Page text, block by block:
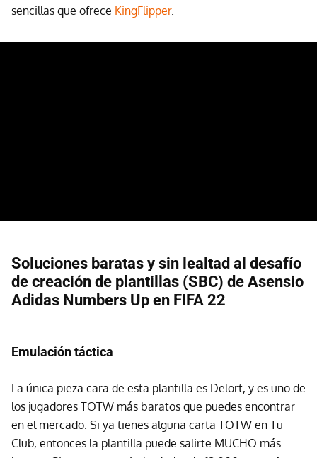
sencillas que ofrece KingFlipper.
Soluciones baratas y sin lealtad al desafío
de creación de plantillas (SBC) de Asensio
Adidas Numbers Up en FIFA 22
Emulación táctica
La única pieza cara de esta plantilla es Delort, y es uno de
los jugadores TOTW más baratos que puedes encontrar
en el mercado. Si ya tienes alguna carta TOTW en Tu
Club, entonces la plantilla puede salirte MUCHO más